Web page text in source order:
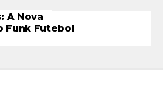
A Nova
Funk Futebol